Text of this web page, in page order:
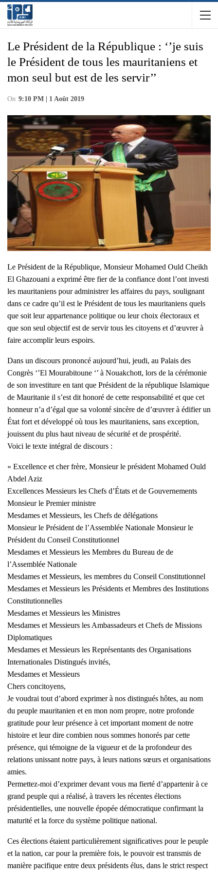
Le Président de la République : ‘’je suis
le Président de tous les mauritaniens et
mon seul but est de les servir’’
On 9:10 PM | 1 Août 2019
Le Président de la République, Monsieur Mohamed Ould Cheikh
El Ghazouani a exprimé être fier de la confiance dont l’ont investi
les mauritaniens pour administrer les affaires du pays, soulignant
dans ce cadre qu’il est le Président de tous les mauritaniens quels
que soit leur appartenance politique ou leur choix électoraux et
que son seul objectif est de servir tous les citoyens et d’œuvrer à
faire accomplir leurs espoirs.
Dans un discours prononcé aujourd’hui, jeudi, au Palais des
Congrès ‘’El Mourabitoune ‘’ à Nouakchott, lors de la cérémonie
de son investiture en tant que Président de la république Islamique
de Mauritanie il s’est dit honoré de cette responsabilité et que cet
honneur n’a d’égal que sa volonté sincère de d’œuvrer à édifier un
État fort et développé où tous les mauritaniens, sans exception,
jouissent du plus haut niveau de sécurité et de prospérité.
Voici le texte intégral de discours :
« Excellence et cher frère, Monsieur le président Mohamed Ould
Abdel Aziz
Excellences Messieurs les Chefs d’États et de Gouvernements
Monsieur le Premier ministre
Mesdames et Messieurs, les Chefs de délégations
Monsieur le Président de l’Assemblée Nationale Monsieur le
Président du Conseil Constitutionnel
Mesdames et Messieurs les Membres du Bureau de de
l’Assemblée Nationale
Mesdames et Messieurs, les membres du Conseil Constitutionnel
Mesdames et Messieurs les Présidents et Membres des Institutions
Constitutionnelles
Mesdames et Messieurs les Ministres
Mesdames et Messieurs les Ambassadeurs et Chefs de Missions
Diplomatiques
Mesdames et Messieurs les Représentants des Organisations
Internationales Distingués invités,
Mesdames et Messieurs
Chers concitoyens,
Je voudrai tout d’abord exprimer à nos distingués hôtes, au nom
du peuple mauritanien et en mon nom propre, notre profonde
gratitude pour leur présence à cet important moment de notre
histoire et leur dire combien nous sommes honorés par cette
présence, qui témoigne de la vigueur et de la profondeur des
relations unissant notre pays, à leurs nations sœurs et organisations
amies.
Permettez-moi d’exprimer devant vous ma fierté d’appartenir à ce
grand peuple qui a réalisé, à travers les récentes élections
présidentielles, une nouvelle épopée démocratique confirmant la
maturité et la force du système politique national.
Ces élections étaient particulièrement significatives pour le peuple
et la nation, car pour la première fois, le pouvoir est transmis de
manière pacifique entre deux présidents élus, dans le strict respect